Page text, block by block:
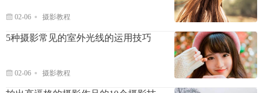
02-06 摄影教程
5种摄影常见的室外光线的运用技巧
02-06 摄影教程